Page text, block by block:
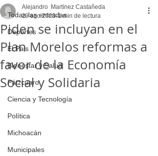
Todas las entradas
Deportes
El Pais
Bienestar y Salud
Pátzcuaro
Ciencia y Tecnología
Política
Michoacán
Municipales
Piden se incluyan en el
Plan Morelos reformas a
favor de la Economía
Social y Solidaria
Alejandro Martínez Castañeda
29 ago 2023 1 min de lectura